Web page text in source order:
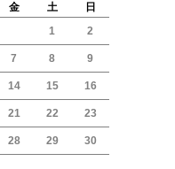
金 土
日
1
2
7 8 9
14 15 16
21 22 23
28 29 30